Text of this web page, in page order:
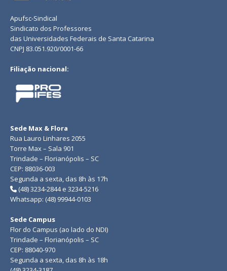
Apufsc-Sindical
Sindicato dos Professores
das Universidades Federais de Santa Catarina
CNPJ 83.051.920/0001-66
Filiação nacional:
Sede Max & Flora
Rua Lauro Linhares 2055
Torre Max – Sala 901
Trindade – Florianópolis – SC
CEP: 88036-003
Segunda a sexta, das 8h às 17h
(48) 3234-2844 e 3234-5216
Whatsapp: (48) 99944-0103
Sede Campus
Flor do Campus (ao lado do NDI)
Trindade – Florianópolis – SC
CEP: 88040-970
Segunda a sexta, das 8h às 18h